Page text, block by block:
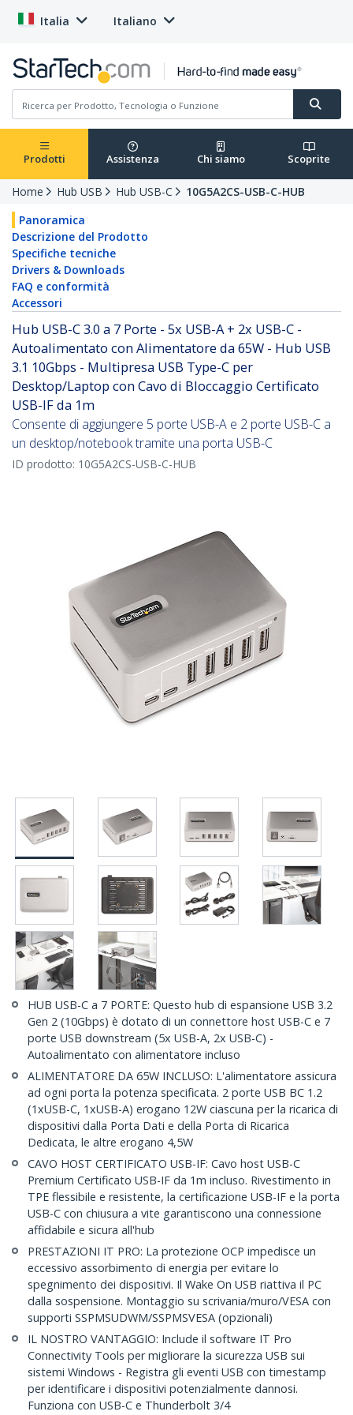
Italia Italiano
Prodotti Assistenza Chi siamo Scoprite
Home Hub USB Hub USB-C
10G5A2CS-USB-C-HUB
Panoramica
Descrizione del Prodotto
Specifiche tecniche
Drivers & Downloads
FAQ e conformità
Accessori
Hub USB-C 3.0 a 7 Porte - 5x USB-A + 2x USB-C -
Autoalimentato con Alimentatore da 65W - Hub USB
3.1 10Gbps - Multipresa USB Type-C per
Desktop/Laptop con Cavo di Bloccaggio Certificato
USB-IF da 1m
Consente di aggiungere 5 porte USB-A e 2 porte USB-C a
un desktop/notebook tramite una porta USB-C
ID prodotto: 10G5A2CS-USB-C-HUB
HUB USB-C a 7 PORTE: Questo hub di espansione USB 3.2
Gen 2 (10Gbps) è dotato di un connettore host USB-C e 7
porte USB downstream (5x USB-A, 2x USB-C) -
Autoalimentato con alimentatore incluso
ALIMENTATORE DA 65W INCLUSO: L'alimentatore assicura
ad ogni porta la potenza specificata. 2 porte USB BC 1.2
(1xUSB-C, 1xUSB-A) erogano 12W ciascuna per la ricarica di
dispositivi dalla Porta Dati e della Porta di Ricarica
Dedicata, le altre erogano 4,5W
CAVO HOST CERTIFICATO USB-IF: Cavo host USB-C
Premium Certificato USB-IF da 1m incluso. Rivestimento in
TPE flessibile e resistente, la certificazione USB-IF e la porta
USB-C con chiusura a vite garantiscono una connessione
affidabile e sicura all'hub
PRESTAZIONI IT PRO: La protezione OCP impedisce un
eccessivo assorbimento di energia per evitare lo
spegnimento dei dispositivi. Il Wake On USB riattiva il PC
dalla sospensione. Montaggio su scrivania/muro/VESA con
supporti SSPMSUDWM/SSPMSVESA (opzionali)
IL NOSTRO VANTAGGIO: Include il software IT Pro
Connectivity Tools per migliorare la sicurezza USB sui
sistemi Windows - Registra gli eventi USB con timestamp
per identificare i dispositivi potenzialmente dannosi.
Funziona con USB-C e Thunderbolt 3/4